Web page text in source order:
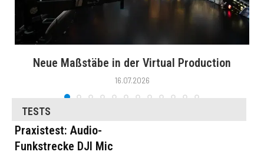
Neue Maßstäbe in der Virtual Production
16.07.2026
TESTS
Praxistest: Audio-
Funkstrecke DJI Mic